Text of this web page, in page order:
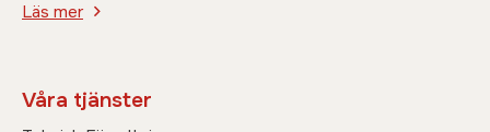
Läs mer
Våra tjänster